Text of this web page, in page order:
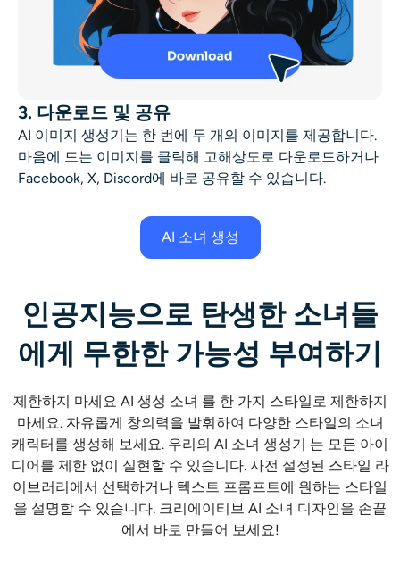
3. 다운로드 및 공유
AI 이미지 생성기는 한 번에 두 개의 이미지를 제공합니다.
마음에 드는 이미지를 클릭해 고해상도로 다운로드하거나
Facebook, X, Discord에 바로 공유할 수 있습니다.
AI 소녀 생성
인공지능으로 탄생한 소녀들
에게 무한한 가능성 부여하기
제한하지 마세요 AI 생성 소녀 를 한 가지 스타일로 제한하지
마세요. 자유롭게 창의력을 발휘하여 다양한 스타일의 소녀
캐릭터를 생성해 보세요. 우리의 AI 소녀 생성기 는 모든 아이
디어를 제한 없이 실현할 수 있습니다. 사전 설정된 스타일 라
이브러리에서 선택하거나 텍스트 프롬프트에 원하는 스타일
을 설명할 수 있습니다. 크리에이티브 AI 소녀 디자인을 손끝
에서 바로 만들어 보세요!